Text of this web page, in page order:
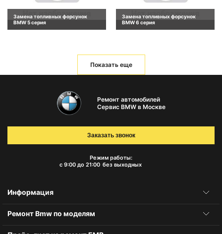
Замена топливных форсунок
BMW 5 серия
Замена топливных форсунок
BMW 6 серия
Показать еще
Ремонт автомобилей
Сервис BMW в Москве
Режим работы:
с 9:00 до 21:00 без выходных
Заказать звонок
Информация
Ремонт Bmw по моделям